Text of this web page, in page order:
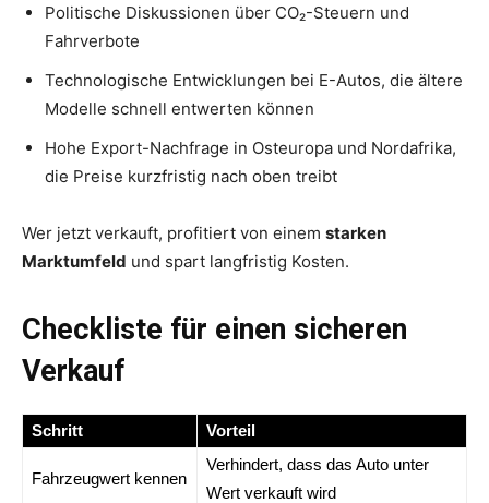
Politische Diskussionen über CO₂-Steuern und
Fahrverbote
Technologische Entwicklungen bei E-Autos, die ältere
Modelle schnell entwerten können
Hohe Export-Nachfrage in Osteuropa und Nordafrika,
die Preise kurzfristig nach oben treibt
Wer jetzt verkauft, profitiert von einem starken
Marktumfeld und spart langfristig Kosten.
Checkliste für einen sicheren
Verkauf
Schritt Vorteil
Fahrzeugwert kennen
Verhindert, dass das Auto unter
Wert verkauft wird